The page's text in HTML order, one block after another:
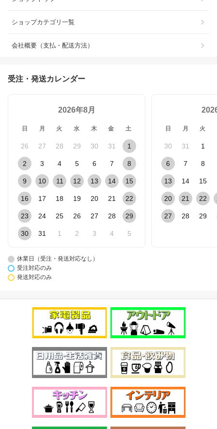
ショップカテゴリ一覧
会社概要（支払・配送方法）
受注・発送カレンダー
2026年8月
日 月 火 水 木 金 土
26 27 28 29 30 31 1
2 3 4 5 6 7 8
9 10 11 12 13 14 15
16 17 18 19 20 21 22
23 24 25 26 27 28 29
30 31 1 2 3 4 5
日 月 火
30 31 1
6 7 8
13 14 15
20 21 22
27 28 29
休業日（受注・発送対応なし）
受注対応のみ
発送対応のみ